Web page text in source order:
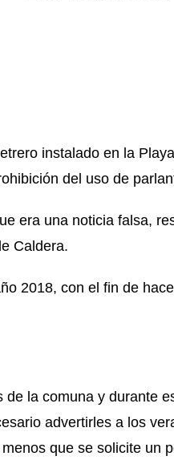
instalado en la
del uso de
era una noticia falsa,
Caldera.
2018, con el fin de
la comuna y durante
advertirles a los
que se solicite un